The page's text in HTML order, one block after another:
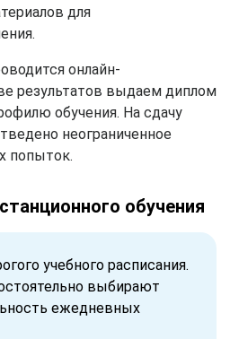
для
онлайн-
результатов выдаем диплом
обучения. На сдачу
неограниченное
попыток.
обучения
учебного расписания.
выбирают
ежедневных